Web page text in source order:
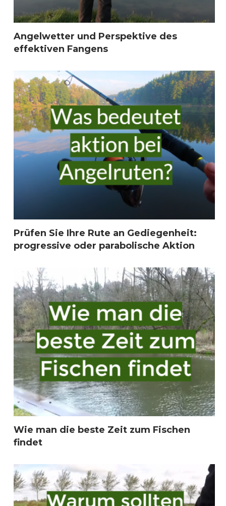
Angelwetter und Perspektive des
effektiven Fangens
Prüfen Sie Ihre Rute an Gediegenheit:
progressive oder parabolische Aktion
Wie man die beste Zeit zum Fischen
findet